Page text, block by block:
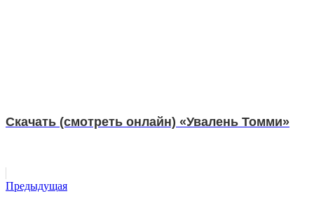
Скачать (смотреть онлайн) «Увалень Томми»
Предыдущая